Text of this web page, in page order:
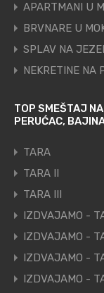
APARTMANI U
BRVNARE U
SPLAV NA
NEKRETINE NA
TOP SMEŠTAJ
PERUĆAC,
TARA
TARA II
TARA III
IZDVAJAMO -
IZDVAJAMO -
IZDVAJAMO -
IZDVAJAMO -